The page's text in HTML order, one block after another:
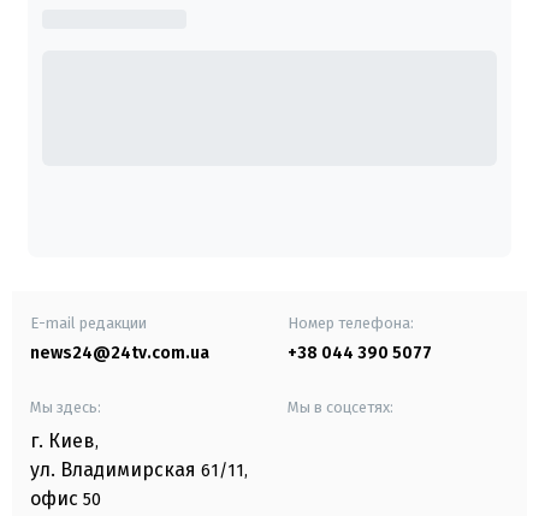
E-mail редакции
news24@24tv.com.ua
Номер телефона:
+38 044 390 5077
Мы здесь:
г. Киев,
ул. Владимирская 61/11,
офис 50
Мы в соцсетях: